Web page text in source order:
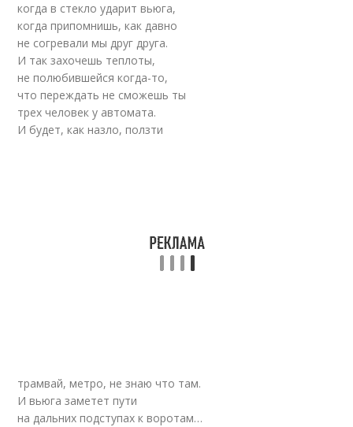
когда в стекло ударит вьюга,
когда припомнишь, как давно
не согревали мы друг друга.
И так захочешь теплоты,
не полюбившейся когда-то,
что переждать не сможешь ты
трех человек у автомата.
И будет, как назло, ползти
трамвай, метро, не знаю что там.
И вьюга заметет пути
на дальних подступах к воротам…